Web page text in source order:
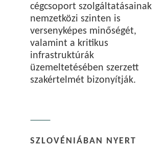
cégcsoport szolgáltatásainak
nemzetközi szinten is
versenyképes minőségét,
valamint a kritikus
infrastruktúrák
üzemeltetésében szerzett
szakértelmét bizonyítják.
SZLOVÉNIÁBAN NYERT